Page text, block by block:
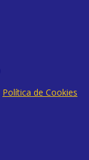
Política de Cookies